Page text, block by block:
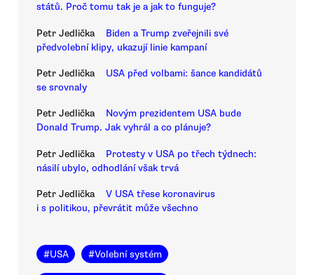
států. Proč tomu tak je a jak to funguje?
Petr Jedlička
Biden a Trump zveřejnili své
předvolební klipy, ukazují linie kampaní
Petr Jedlička
USA před volbami: šance kandidátů
se srovnaly
Petr Jedlička
Novým prezidentem USA bude
Donald Trump. Jak vyhrál a co plánuje?
Petr Jedlička
Protesty v USA po třech týdnech:
násilí ubylo, odhodlání však trvá
Petr Jedlička
V USA třese koronavirus
i s politikou, převrátit může všechno
#USA #Volební systém